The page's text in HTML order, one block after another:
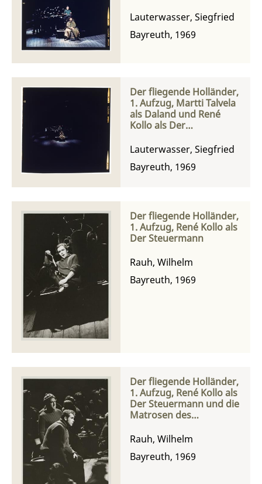
Lauterwasser, Siegfried
Bayreuth, 1969
Der fliegende Holländer,
1. Aufzug, Martti Talvela
als Daland und René
Kollo als Der
Lauterwasser, Siegfried
Bayreuth, 1969
Der fliegende Holländer,
1. Aufzug, René Kollo als
Der Steuermann
Rauh, Wilhelm
Bayreuth, 1969
Der fliegende Holländer,
1. Aufzug, René Kollo als
Der Steuermann und die
Matrosen des
Rauh, Wilhelm
Bayreuth, 1969